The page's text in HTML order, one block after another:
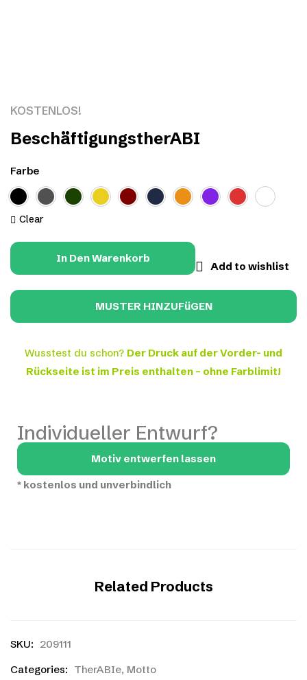
KOSTENLOS!
BeschäftigungstherABI
Farbe
Clear
In Den Warenkorb
Add to wishlist
Wusstest du schon? Der Druck auf der Vorder- und
Rückseite ist im Preis enthalten – ohne Farblimit!
Individueller Entwurf?
Motiv entwerfen lassen
* kostenlos und unverbindlich
Related Products
SKU: 209111
Categories: TherABIe, Motto